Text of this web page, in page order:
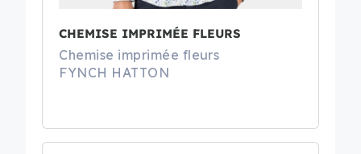
CHEMISE IMPRIMÉE FLEURS
Chemise imprimée fleurs
FYNCH HATTON